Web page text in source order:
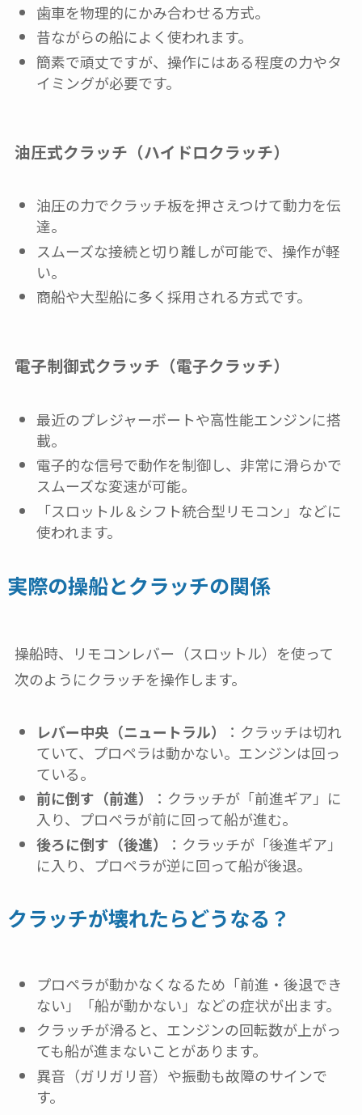
歯車を物理的にかみ合わせる方式。
昔ながらの船によく使われます。
簡素で頑丈ですが、操作にはある程度の力やタ
イミングが必要です。
油圧式クラッチ（ハイドロクラッチ）
油圧の力でクラッチ板を押さえつけて動力を伝
達。
スムーズな接続と切り離しが可能で、操作が軽
い。
商船や大型船に多く採用される方式です。
電子制御式クラッチ（電子クラッチ）
最近のプレジャーボートや高性能エンジンに搭
載。
電子的な信号で動作を制御し、非常に滑らかで
スムーズな変速が可能。
「スロットル＆シフト統合型リモコン」などに
使われます。
実際の操船とクラッチの関係
操船時、リモコンレバー（スロットル）を使って
次のようにクラッチを操作します。
レバー中央（ニュートラル）
：クラッチは切れ
ていて、プロペラは動かない。エンジンは回っ
ている。
前に倒す（前進）
：クラッチが「前進ギア」に
入り、プロペラが前に回って船が進む。
後ろに倒す（後進）
：クラッチが「後進ギア」
に入り、プロペラが逆に回って船が後退。
クラッチが壊れたらどうなる？
プロペラが動かなくなるため「前進・後退でき
ない」「船が動かない」などの症状が出ます。
クラッチが滑ると、エンジンの回転数が上がっ
ても船が進まないことがあります。
異音（ガリガリ音）や振動も故障のサインで
す。